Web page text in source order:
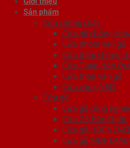
Sản phẩm
Cửa chống cháy
Cửa gỗ chống
Cửa nhôm vân gỗ
Cửa thép chống
Cửa Thép Hàn
Cửa thép vân gỗ
Cửa vân gỗ 5D
Cửa gỗ
Cửa gỗ công
Cửa Gỗ Hàn Quốc
Cửa gỗ HDF
Cửa gỗ MDF